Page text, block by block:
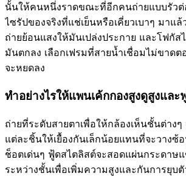
นั้นให้คนหนึ่งราดขณะที่อีกคนถ่ายแบบรัวต่อ
ไซรัปของจริงที่แช่เย็นหรือเคี่ยวเบาๆ มาแล้
ถ่ายย้อนแสงให้มันเปล่งประกาย และโฟกัส
มันตกลง เลือกเฟรมที่สายน้ำเชื่อมไม่ขาด
จะหยดลง
ทำอย่างไรให้แพนเค้กกองสูงดูสูงและ
ถ่ายที่ระดับสายตาเพื่อให้กล้องเห็นชั้นต่างๆ
แต่ละชิ้นให้เยื้องกันเล็กน้อยแทนที่จะวางซ้อ
ช็อตเด่นๆ ฟู้ดสไตลิสต์จะสอดแผ่นกระดาษแ
ระหว่างชั้นเพื่อเพิ่มความสูงและกันการยุบ